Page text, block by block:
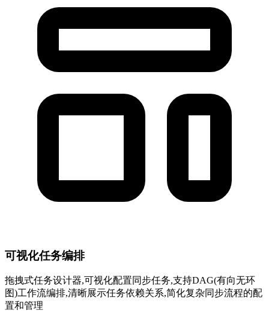
可视化任务编排
拖拽式任务设计器,可视化配置同步任务,支持DAG(有向无环
图)工作流编排,清晰展示任务依赖关系,简化复杂同步流程的配
置和管理